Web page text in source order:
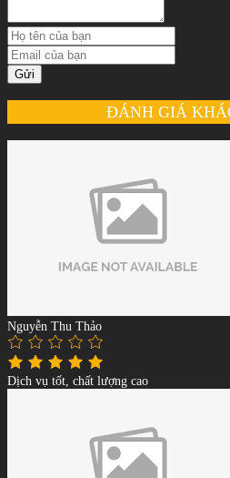
Gửi
ĐÁNH GIÁ
Nguyễn Thu Thảo
Dịch vụ tốt, chất lượng cao